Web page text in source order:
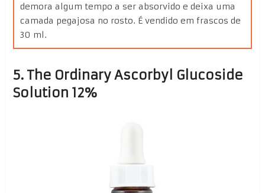
demora algum tempo a ser absorvido e deixa uma
camada pegajosa no rosto. É vendido em frascos de
30 ml.
5. The Ordinary Ascorbyl Glucoside
Solution 12%